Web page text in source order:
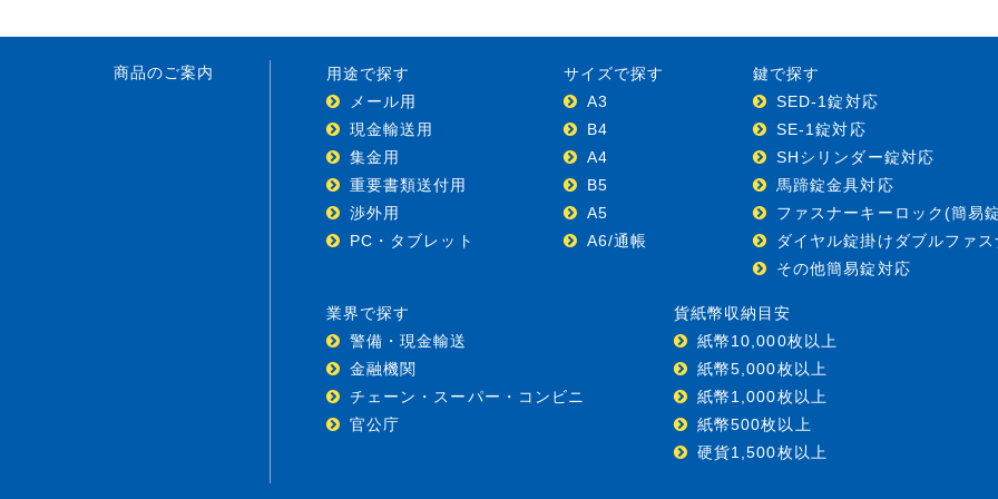
商品のご案内
用途で探す
メール用
現金輸送用
集金用
重要書類送付用
渉外用
PC・タブレット
サイズで探す
A3
B4
A4
B5
A5
A6/通帳
鍵で探す
SED-1錠対応
SE-1錠対応
SHシリンダー錠対応
馬蹄錠金具対応
ファスナーキーロック(簡易
ダイヤル錠掛けダブルファ
その他簡易錠対応
業界で探す
警備・現金輸送
金融機関
チェーン・スーパー・コンビニ
官公庁
貨紙幣収納目安
紙幣10,000枚以上
紙幣5,000枚以上
紙幣1,000枚以上
紙幣500枚以上
硬貨1,500枚以上